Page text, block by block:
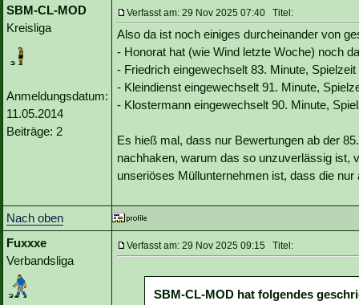
SBM-CL-MOD
Kreisliga
Anmeldungsdatum:
11.05.2014
Beiträge: 2
Verfasst am: 29 Nov 2025 07:40 Titel:
Also da ist noch einiges durcheinander von
- Honorat hat (wie Wind letzte Woche) noch
- Friedrich eingewechselt 83. Minute, Spielzeit
- Kleindienst eingewechselt 91. Minute,
- Klostermann eingewechselt 90. Minute,
Es hieß mal, dass nur Bewertungen ab der
nachhaken, warum das so unzuverlässig ist,
unseriöses Müllunternehmen ist, dass die nur
Nach oben
Fuxxxe
Verbandsliga
Verfasst am: 29 Nov 2025 09:15 Titel:
SBM-CL-MOD hat folgendes